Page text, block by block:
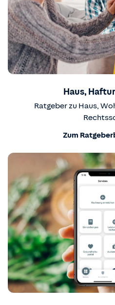
Haus,
Ratgeber zu Haus,
Zum